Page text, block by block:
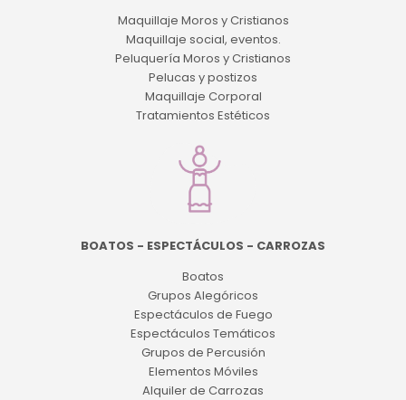
Maquillaje Moros y Cristianos
Maquillaje social, eventos.
Peluquería Moros y Cristianos
Pelucas y postizos
Maquillaje Corporal
Tratamientos Estéticos
BOATOS - ESPECTÁCULOS - CARROZAS
Boatos
Grupos Alegóricos
Espectáculos de Fuego
Espectáculos Temáticos
Grupos de Percusión
Elementos Móviles
Alquiler de Carrozas